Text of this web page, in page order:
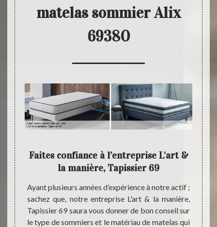
matelas sommier Alix
69380
de
dans
à
Faites confiance à l’entreprise L'art &
la manière, Tapissier 69
Ayant plusieurs années d’expérience à notre actif ;
sachez que, notre entreprise L'art & la manière,
Tapissier 69 saura vous donner de bon conseil sur
le type de sommiers et le matériau de matelas qui